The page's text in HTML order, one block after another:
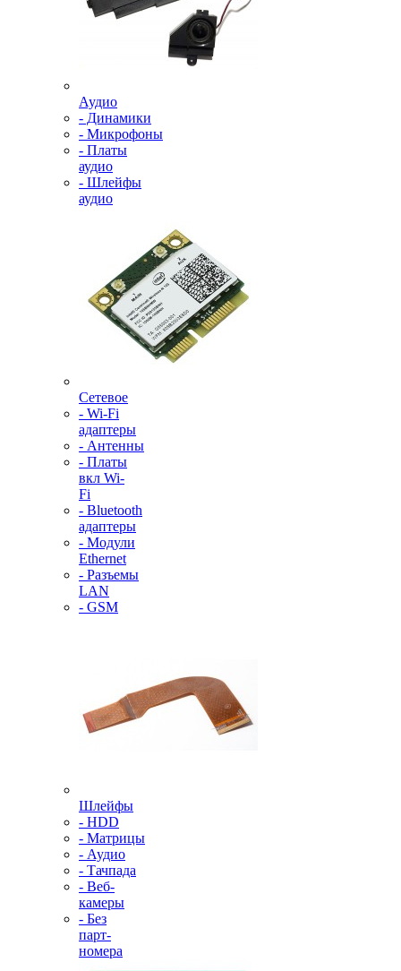
Аудио
- Динамики
- Микрофоны
- Платы
аудио
- Шлейфы
аудио
Сетевое
- Wi-Fi
адаптеры
- Антенны
- Платы
вкл Wi-
Fi
- Bluetooth
адаптеры
- Модули
Ethernet
- Разъемы
LAN
- GSM
Шлейфы
- HDD
- Матрицы
- Аудио
- Тачпада
- Веб-
камеры
- Без
парт-
номера